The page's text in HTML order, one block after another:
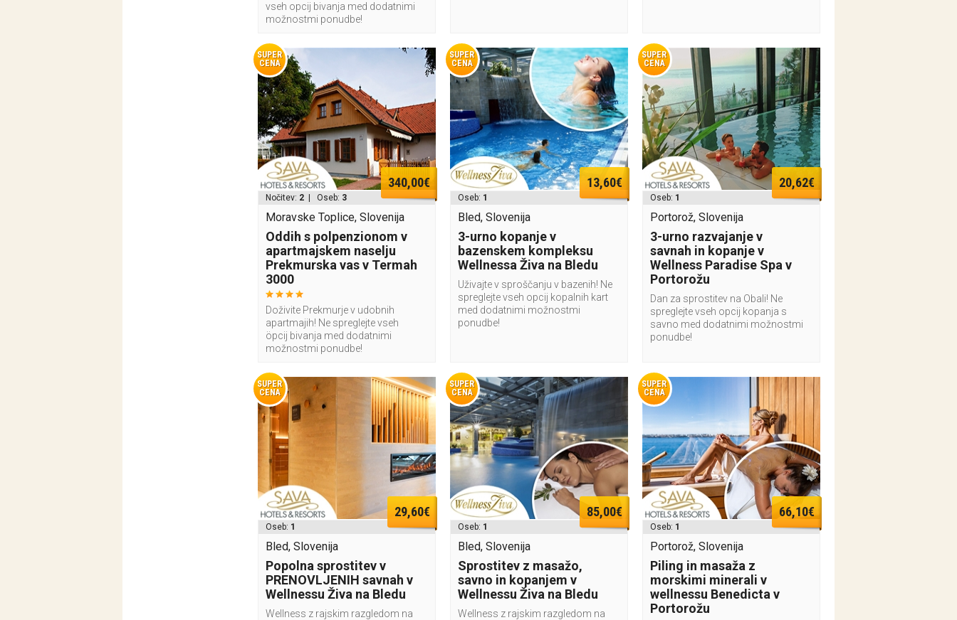
vseh opcij bivanja med dodatnimi
možnostmi ponudbe!
SUPER
CENA
340,00€
Nočitev: 2 | Oseb: 3
Moravske Toplice, Slovenija
Oddih s polpenzionom v
apartmajskem naselju
Prekmurska vas v Termah
3000
Doživite Prekmurje v udobnih
apartmajih! Ne spreglejte vseh
öpcij bivanja med dodatnimi
možnostmi ponudbe!
SUPER
CENA
13,60€
Oseb: 1
Bled, Slovenija
3-urno kopanje v
bazenskem kompleksu
Wellnessa Živa na Bledu
Uživajte v sproščanju v bazenih! Ne
spreglejte vseh opcij kopalnih kart
med dodatnimi možnostmi
ponudbe!
SUPER
CENA
20,62€
Oseb: 1
Portorož, Slovenija
3-urno razvajanje v
savnah in kopanje v
Wellness Paradise Spa v
Portorožu
Dan za sprostitev na Obali! Ne
spreglejte vseh opcij kopanja s
savno med dodatnimi možnostmi
ponudbe!
SUPER
CENA
29,60€
Oseb: 1
Bled, Slovenija
Popolna sprostitev v
PRENOVLJENIH savnah v
Wellnessu Živa na Bledu
Wellness z rajskim razgledom na
SUPER
CENA
85,00€
Oseb: 1
Bled, Slovenija
Sprostitev z masažo,
savno in kopanjem v
Wellnessu Živa na Bledu
Wellness z rajskim razgledom na
SUPER
CENA
66,10€
Oseb: 1
Portorož, Slovenija
Piling in masaža z
morskimi minerali v
wellnessu Benedicta v
Portorožu